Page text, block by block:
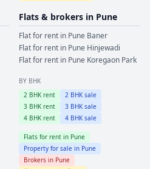
Flats & brokers in Pune
Flat for rent in Pune Baner
Flat for rent in Pune Hinjewadi
Flat for rent in Pune Koregaon Park
BY BHK
2 BHK rent 2 BHK sale
3 BHK rent 3 BHK sale
4 BHK rent 4 BHK sale
Flats for rent in Pune
Property for sale in Pune
Brokers in Pune